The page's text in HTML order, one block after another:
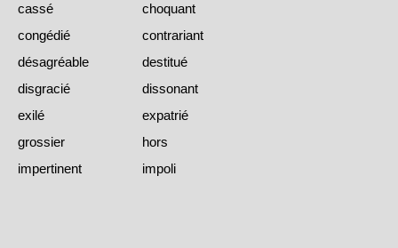
cassé
choquant
congédié
contrariant
désagréable
destitué
disgracié
dissonant
exilé
expatrié
grossier
hors
impertinent
impoli